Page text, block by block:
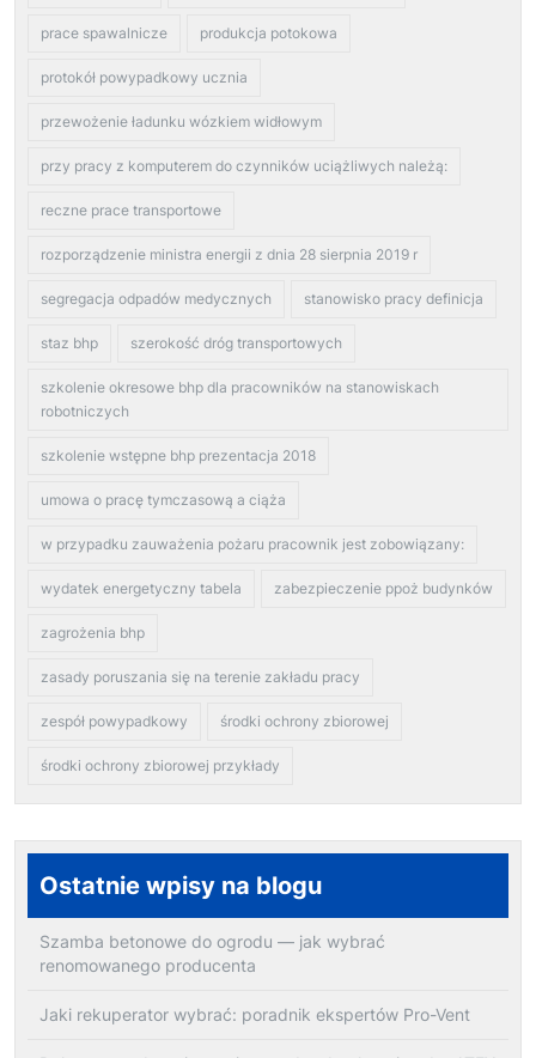
prace spawalnicze produkcja potokowa
protokół powypadkowy ucznia
przewożenie ładunku wózkiem widłowym
przy pracy z komputerem do czynników uciążliwych należą:
reczne prace transportowe
rozporządzenie ministra energii z dnia 28 sierpnia 2019 r
segregacja odpadów medycznych stanowisko pracy definicja
staz bhp szerokość dróg transportowych
szkolenie okresowe bhp dla pracowników na stanowiskach
robotniczych
szkolenie wstępne bhp prezentacja 2018
umowa o pracę tymczasową a ciąża
w przypadku zauważenia pożaru pracownik jest zobowiązany:
wydatek energetyczny tabela zabezpieczenie ppoż budynków
zagrożenia bhp
zasady poruszania się na terenie zakładu pracy
zespół powypadkowy środki ochrony zbiorowej
środki ochrony zbiorowej przykłady
Ostatnie wpisy na blogu
Szamba betonowe do ogrodu — jak wybrać
renomowanego producenta
Jaki rekuperator wybrać: poradnik ekspertów Pro-Vent